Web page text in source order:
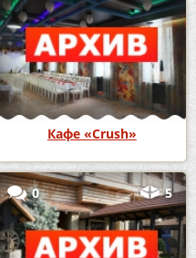
Кафе «Crush»
0 5